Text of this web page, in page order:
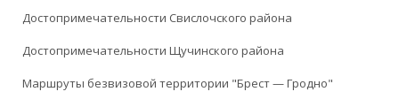
Достопримечательности Свислочского района
Достопримечательности Щучинского района
Маршруты безвизовой территории "Брест — Гродно"